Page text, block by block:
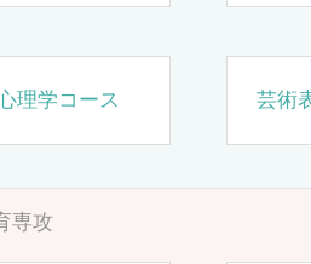
理学コース 芸術
専攻